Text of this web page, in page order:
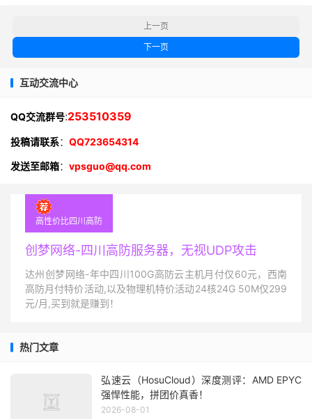
上一页
下一页
互动交流中心
QQ交流群号:253510359
投稿请联系： QQ723654314
发送至邮箱： vpsguo@qq.com
高性价比四川高防
创梦网络-四川高防服务器，无视UDP攻击
达州创梦网络-年中四川100G高防云主机月付仅60元，西南
高防月付特价活动,以及物理机特价活动24核24G 50M仅299
元/月,买到就是赚到！
热门文章
弘速云（HosuCloud）深度测评：AMD EPYC
强悍性能，拼团价真香！
2026-08-01